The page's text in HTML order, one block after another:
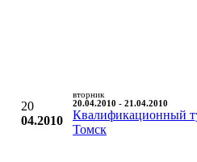
20
04.2010
вторник
20.04.2010 - 21.04.2010
Квалификационный
Томск